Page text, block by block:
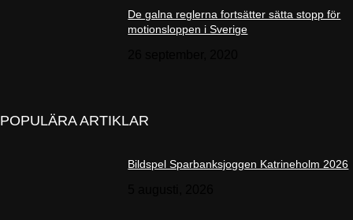
De galna reglerna fortsätter sätta stopp för
motionsloppen i Sverige
POPULÄRA ARTIKLAR
Bildspel Sparbanksjoggen Katrineholm 2026